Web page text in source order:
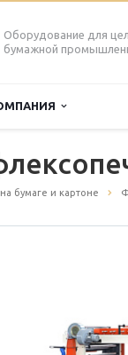
Оборудование для
бумажной
бумаге и картоне